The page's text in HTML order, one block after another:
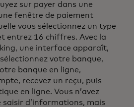
sur payer dans une
fenêtre de paiement
vous sélectionnez un type
entrez 16 chiffres. Avec la
une interface apparaît,
votre banque,
banque en ligne,
recevez un reçu, puis
en ligne. Vous n’avez
saisir d’informations, mais